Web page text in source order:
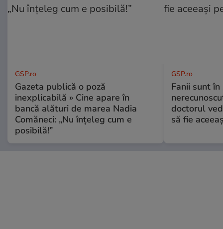
GSP.ro
Gazeta publică o poză
inexplicabilă » Cine apare în
bancă alături de marea Nadia
Comăneci: „Nu înțeleg cum e
posibilă!”
GSP.ro
Fanii sunt în
doctorul
să fie